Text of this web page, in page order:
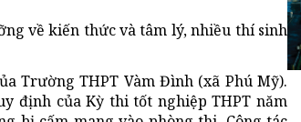
về kiến thức và tâm lý, nhiều thí sinh
Trường THPT Vàm Đình (xã Phú Mỹ).
định của Kỳ thi tốt nghiệp THPT năm